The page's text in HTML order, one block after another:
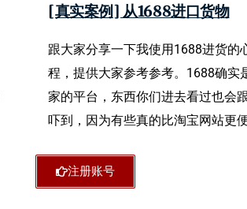
[真实案例] 从1688进口货物
跟大家分享一下我使用1688进货的
程，提供大家参考参考。1688确实
家的平台，东西你们进去看过也会
吓到，因为有些真的比淘宝网站更
注册账号